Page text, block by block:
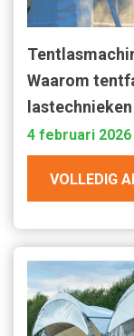
Waarom
4 februari 2026
VOLLEDIG